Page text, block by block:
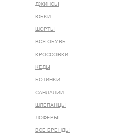
ДЖИНСЫ
ЮБКИ
ШОРТЫ
ВСЯ ОБУВЬ
КРОССОВКИ
КЕДЫ
БОТИНКИ
САНДАЛИИ
ШЛЕПАНЦЫ
ЛОФЕРЫ
ВСЕ БРЕНДЫ